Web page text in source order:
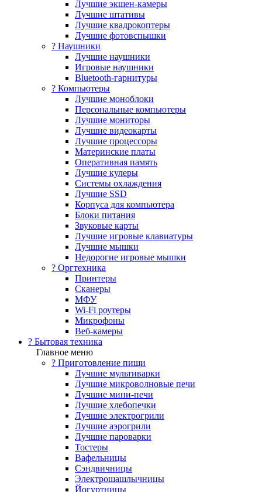
Лучшие экшен-камеры
Лучшие штативы
Лучшие квадрокоптеры
Лучшие фотовспышки
? Наушники
Лучшие наушники
Игровые наушники
Bluetooth-гарнитуры
?️ Компьютеры
Лучшие моноблоки
Персональные компьютеры
Лучшие мониторы
Лучшие видеокарты
Лучшие процессоры
Материнские платы
Оперативная память
Лучшие кулеры
Системы охлаждения
Лучшие SSD
Корпуса для компьютера
Блоки питания
Звуковые карты
Лучшие игровые клавиатуры
Лучшие мышки
Недорогие игровые мышки
?️ Оргтехника
Принтеры
Сканеры
МФУ
Wi-Fi роутеры
Микрофоны
Веб-камеры
? Бытовая техника
Главное меню
? Приготовление пищи
Лучшие мультиварки
Лучшие микроволновые печи
Лучшие мини-печи
Лучшие хлебопечки
Лучшие электрогрили
Лучшие аэрогрили
Лучшие пароварки
Тостеры
Вафельницы
Сэндвичницы
Электрошашлычницы
Йогуртницы